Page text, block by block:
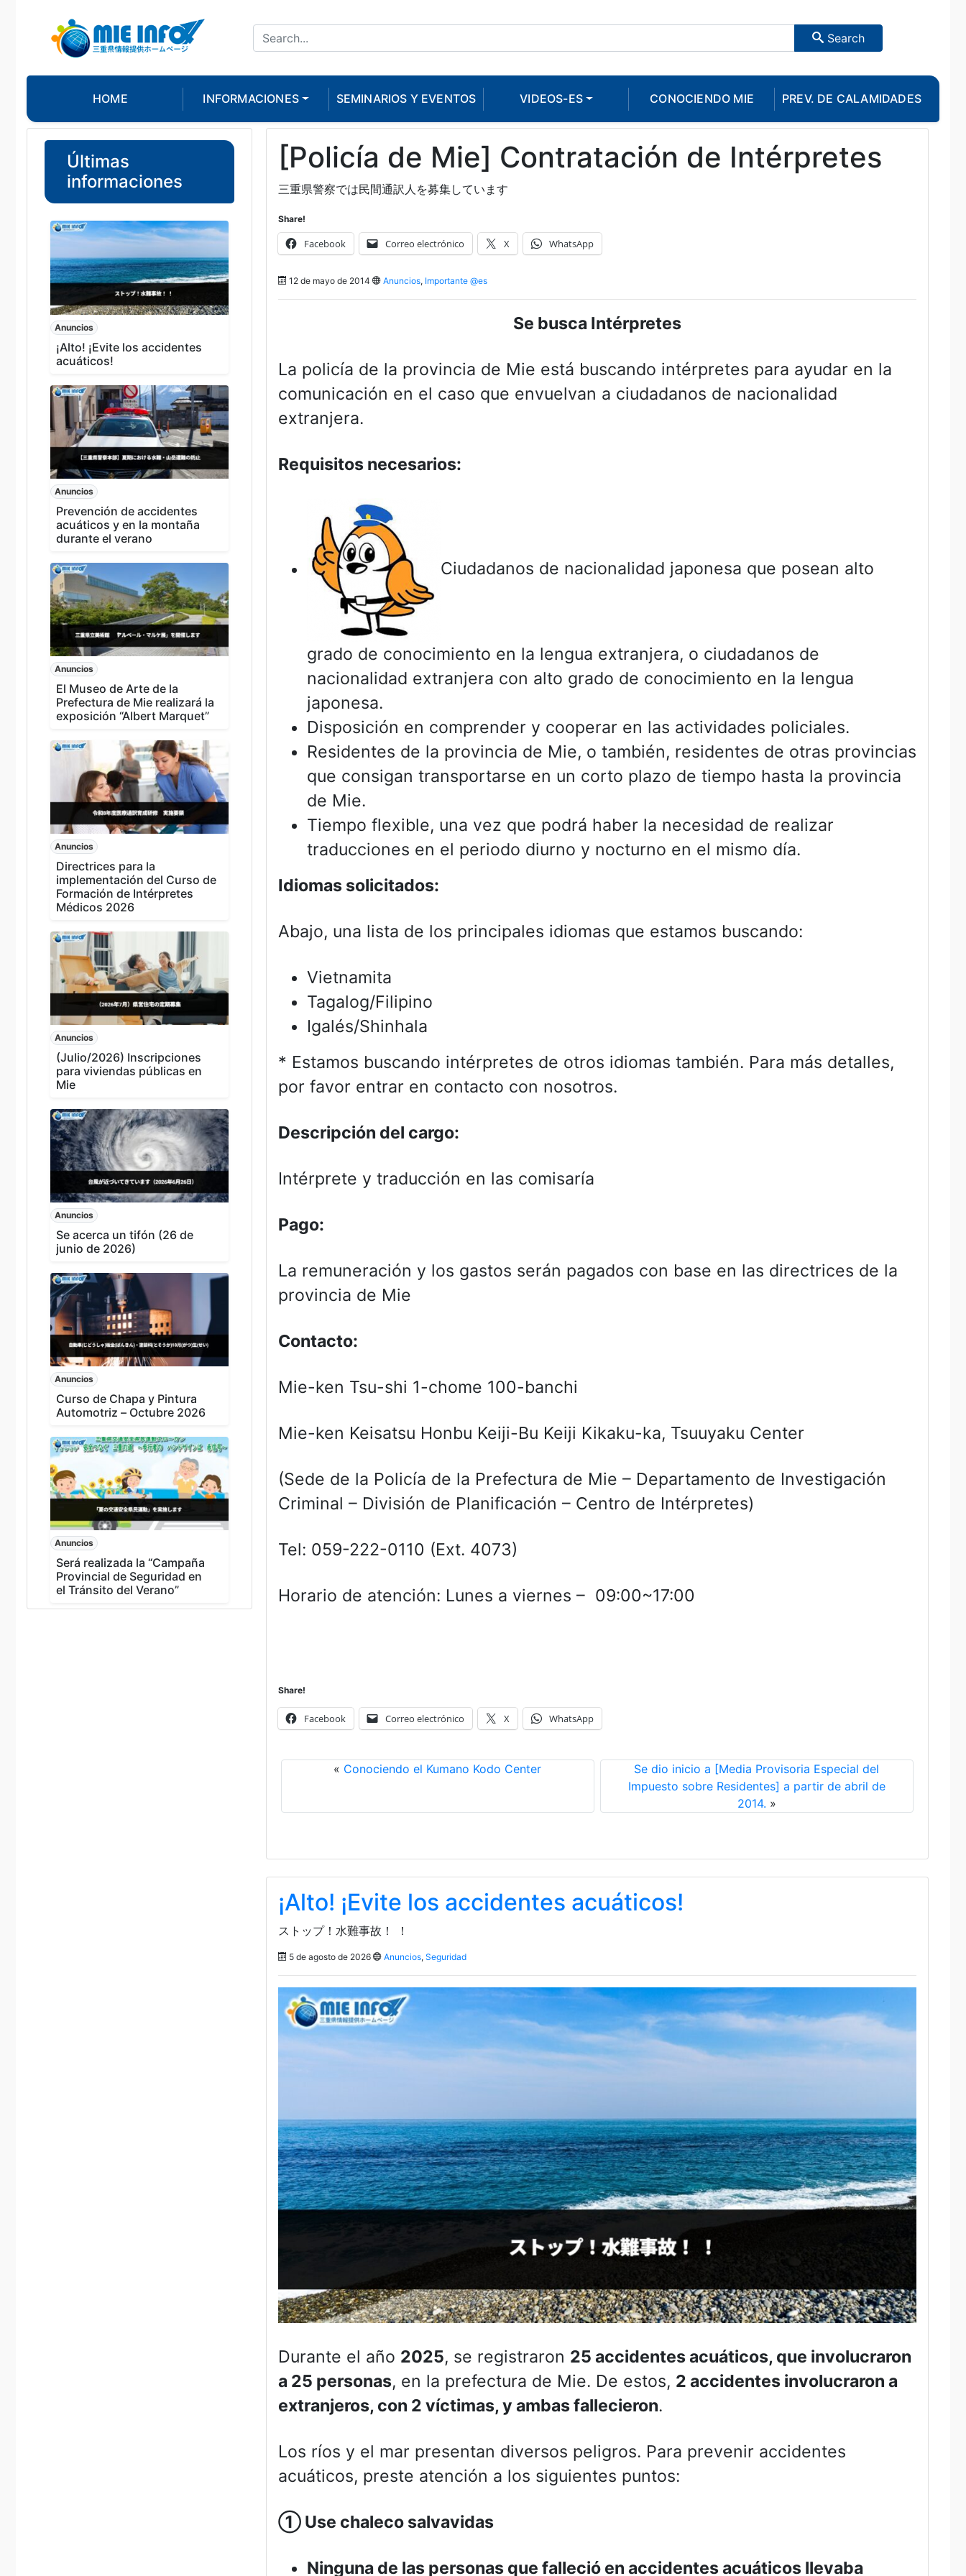
Search
HOME INFORMACIONES SEMINARIOS Y EVENTOS VIDEOS-ES CONOCIENDO MIE PREV. DE CALAMIDADES
Últimas
informaciones
Anuncios
¡Alto! ¡Evite los accidentes
acuáticos!
Anuncios
Prevención de accidentes
acuáticos y en la montaña
durante el verano
Anuncios
El Museo de Arte de la
Prefectura de Mie realizará la
exposición “Albert Marquet”
Anuncios
Directrices para la
implementación del Curso de
Formación de Intérpretes
Médicos 2026
Anuncios
(Julio/2026) Inscripciones
para viviendas públicas en
Mie
Anuncios
Se acerca un tifón (26 de
junio de 2026)
Anuncios
Curso de Chapa y Pintura
Automotriz – Octubre 2026
Anuncios
Será realizada la “Campaña
Provincial de Seguridad en
el Tránsito del Verano”
[Policía de Mie] Contratación de Intérpretes
三重県警察では民間通訳人を募集しています
Share!
Facebook Correo electrónico X WhatsApp
12 de mayo de 2014 Anuncios, Importante @es
Se busca Intérpretes
La policía de la provincia de Mie está buscando intérpretes para ayudar en la
comunicación en el caso que envuelvan a ciudadanos de nacionalidad
extranjera.
Requisitos necesarios:
Ciudadanos de nacionalidad japonesa que posean alto
grado de conocimiento en la lengua extranjera, o ciudadanos de
nacionalidad extranjera con alto grado de conocimiento en la lengua
japonesa.
Disposición en comprender y cooperar en las actividades policiales.
Residentes de la provincia de Mie, o también, residentes de otras provincias
que consigan transportarse en un corto plazo de tiempo hasta la provincia
de Mie.
Tiempo flexible, una vez que podrá haber la necesidad de realizar
traducciones en el periodo diurno y nocturno en el mismo día.
Idiomas solicitados:
Abajo, una lista de los principales idiomas que estamos buscando:
Vietnamita
Tagalog/Filipino
Igalés/Shinhala
* Estamos buscando intérpretes de otros idiomas también. Para más detalles,
por favor entrar en contacto con nosotros.
Descripción del cargo:
Intérprete y traducción en las comisaría
Pago:
La remuneración y los gastos serán pagados con base en las directrices de la
provincia de Mie
Contacto:
Mie-ken Tsu-shi 1-chome 100-banchi
Mie-ken Keisatsu Honbu Keiji-Bu Keiji Kikaku-ka, Tsuuyaku Center
(Sede de la Policía de la Prefectura de Mie – Departamento de Investigación
Criminal – División de Planificación – Centro de Intérpretes)
Tel: 059-222-0110 (Ext. 4073)
Horario de atención: Lunes a viernes – 09:00~17:00
Share!
Facebook Correo electrónico X WhatsApp
« Conociendo el Kumano Kodo Center
Se dio inicio a [Media Provisoria Especial del
Impuesto sobre Residentes] a partir de abril de
2014. »
¡Alto! ¡Evite los accidentes acuáticos!
ストップ！水難事故！ ！
5 de agosto de 2026 Anuncios, Seguridad
Durante el año 2025, se registraron 25 accidentes acuáticos, que involucraron
a 25 personas, en la prefectura de Mie. De estos, 2 accidentes involucraron a
extranjeros, con 2 víctimas, y ambas fallecieron.
Los ríos y el mar presentan diversos peligros. Para prevenir accidentes
acuáticos, preste atención a los siguientes puntos:
①Use chaleco salvavidas
Ninguna de las personas que falleció en accidentes acuáticos llevaba